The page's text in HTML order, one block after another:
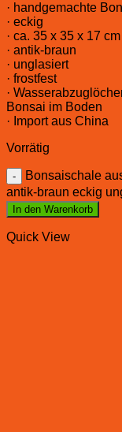
· handgemachte
· eckig
· ca. 35 x 35 x 17 cm
· antik-braun
· unglasiert
· frostfest
·
Bonsai im Boden
· Import aus China
Vorrätig
Bonsaischale
antik-braun eckig
In den Warenkorb
Quick View